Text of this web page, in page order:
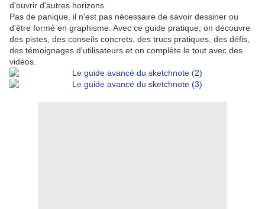
d'ouvrir d'autres horizons.
Pas de panique, il n'est pas nécessaire de savoir dessiner ou
d'être formé en graphisme. Avec ce guide pratique, on découvre
des pistes, des conseils concrets, des trucs pratiques, des défis,
des témoignages d'utilisateurs et on complète le tout avec des
vidéos.